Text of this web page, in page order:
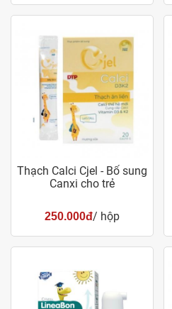
Thạch Calci Cjel - Bổ sung
Canxi cho trẻ
250.000đ/ hộp